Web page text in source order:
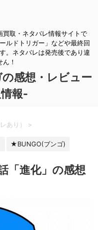
取・ネタバレ情報サイトで
ルドトリガー」などや最終回
。ネタバレは発売後であり違
！
感想・レビュー
報-
あり） >
★BUNGO(ブンゴ)
「進化」の感想